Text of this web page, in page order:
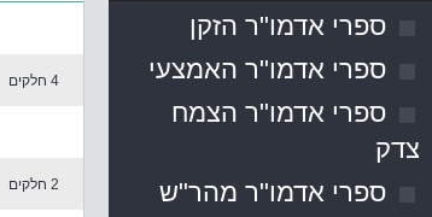
ספרי אדמו"ר הזקן
ספרי אדמו"ר האמצעי
ספרי אדמו"ר הצמח
צדק
ספרי אדמו"ר מהר"ש
4 חלקים
2 חלקים